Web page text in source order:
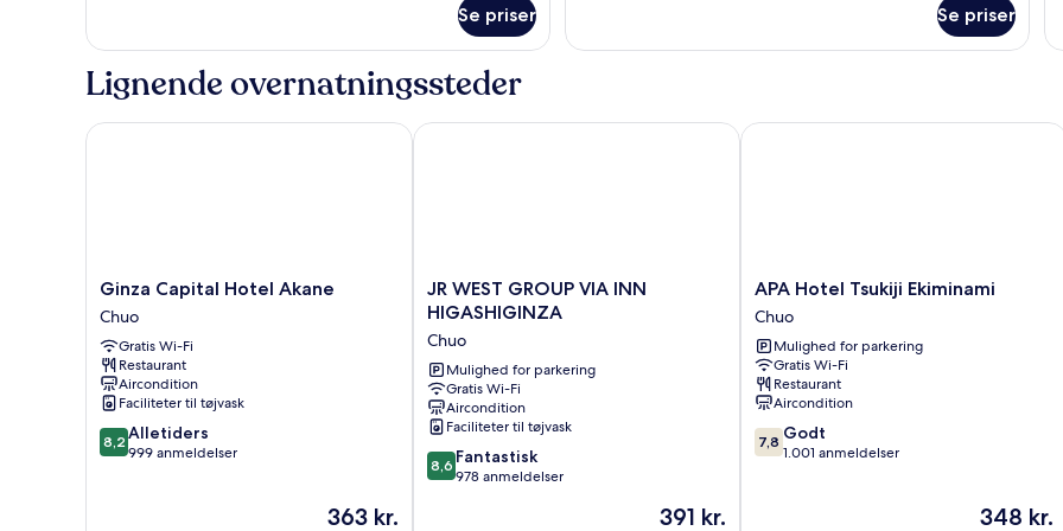
Se priser
dobbeltværelse
Se priser
Lignende overnatningssteder
Ginza
Capital
Hotel
Akane
Chuo
Ginza Capital Hotel Akane
Chuo
Gratis Wi-Fi
Restaurant
Aircondition
Faciliteter til tøjvask
8.2
ud
8,2 Alletiders
999 anmeldelser
Prisen
363 kr.
Ginza Capital Hotel Akane
JR
WEST
VIA
INN
HIGASHIGINZA
Chuo
JR WEST GROUP VIA INN
HIGASHIGINZA
Chuo
Mulighed for parkering
Gratis Wi-Fi
Aircondition
Faciliteter til tøjvask
8.6
ud
8,6 Fantastisk
978 anmeldelser
Prisen
391 kr.
JR WEST GROUP VIA INN HIGASHIGINZA
APA
Hotel
Tsukiji
Ekiminami
Chuo
APA Hotel Tsukiji Ekiminami
Chuo
Mulighed for parkering
Gratis Wi-Fi
Restaurant
Aircondition
7.8
ud
7,8 Godt
1.001 anmeldelser
Prisen
348 kr.
APA Hotel Tsukiji Ekiminami